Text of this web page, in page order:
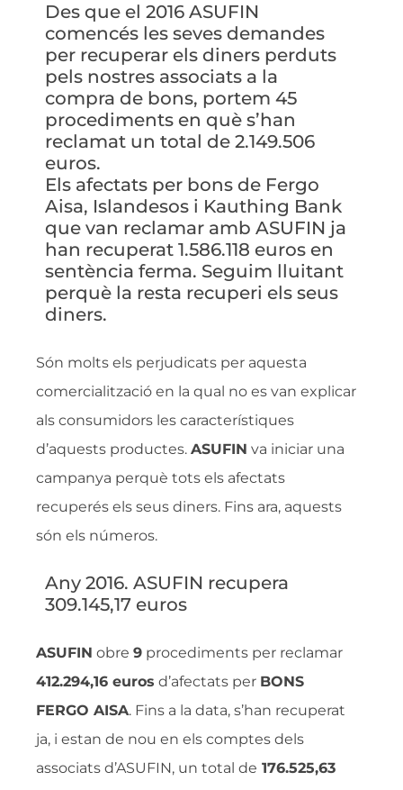
Des que el 2016 ASUFIN
comencés les seves demandes
per recuperar els diners perduts
pels nostres associats a la
compra de bons, portem 45
procediments en què s’han
reclamat un total de 2.149.506
euros.
Els afectats per bons de Fergo
Aisa, Islandesos i Kauthing Bank
que van reclamar amb ASUFIN ja
han recuperat 1.586.118 euros en
sentència ferma. Seguim lluitant
perquè la resta recuperi els seus
diners.
Són molts els perjudicats per aquesta
comercialització en la qual no es van explicar
als consumidors les característiques
d’aquests productes. ASUFIN va iniciar una
campanya perquè tots els afectats
recuperés els seus diners. Fins ara, aquests
són els números.
Any 2016. ASUFIN recupera
309.145,17 euros
ASUFIN obre 9 procediments per reclamar
412.294,16 euros d’afectats per BONS
FERGO AISA. Fins a la data, s’han recuperat
ja, i estan de nou en els comptes dels
associats d’ASUFIN, un total de 176.525,63